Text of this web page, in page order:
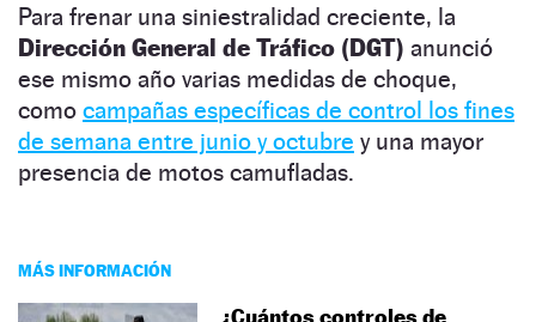
Para frenar una siniestralidad creciente, la
Dirección General de Tráfico (DGT) anunció
ese mismo año varias medidas de choque,
como campañas específicas de control los fines
de semana entre junio y octubre y una mayor
presencia de motos camufladas.
MÁS INFORMACIÓN
¿Cuántos controles de